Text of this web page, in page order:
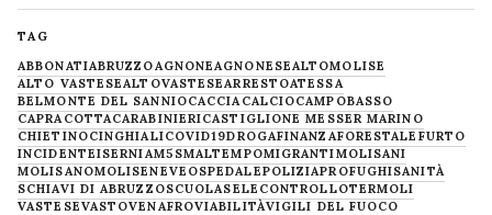
TAG
ABBONATIABRUZZOAGNONEAGNONESEALTOMOLISE
ALTO VASTESEALTOVASTESEARRESTOATESSA
BELMONTE DEL SANNIOCACCIACALCIOCAMPOBASSO
CAPRACOTTACARABINIERICASTIGLIONE MESSER MARINO
CHIETINOCINGHIALICOVID19DROGAFINANZAFORESTALE FURTO
INCIDENTEISERNIAM5SMALTEMPOMIGRANTIMOLISANI
MOLISANOMOLISENEVE OSPEDALEPOLIZIAPROFUGHISANITÀ
SCHIAVI DI ABRUZZOSCUOLASELECONTROLLOTERMOLI
VASTESEVASTOVENAFROVIABILITÀVIGILI DEL FUOCO